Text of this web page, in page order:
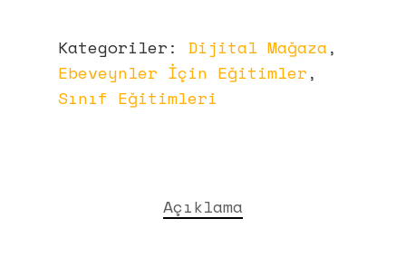
Kategoriler: Dijital Mağaza,
Ebeveynler İçin Eğitimler,
Sınıf Eğitimleri
Açıklama